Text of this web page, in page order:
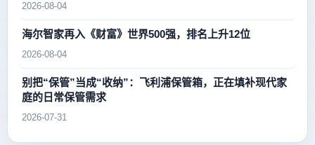
2026-08-04
海尔智家再入《财富》世界500强，排名上升12位
2026-08-04
别把“保管”当成“收纳”：飞利浦保管箱，正在填补现代家
庭的日常保管需求
2026-07-31